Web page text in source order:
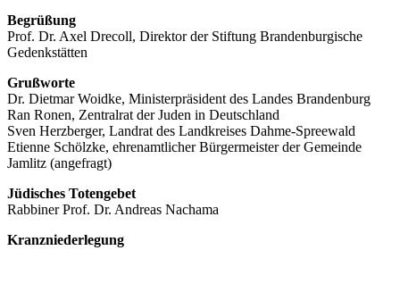
Begrüßung
Prof. Dr. Axel Drecoll, Direktor der Stiftung Brandenburgische
Gedenkstätten
Grußworte
Dr. Dietmar Woidke, Ministerpräsident des Landes Brandenburg
Ran Ronen, Zentralrat der Juden in Deutschland
Sven Herzberger, Landrat des Landkreises Dahme-Spreewald
Etienne Schölzke, ehrenamtlicher Bürgermeister der Gemeinde
Jamlitz (angefragt)
Jüdisches Totengebet
Rabbiner Prof. Dr. Andreas Nachama
Kranzniederlegung